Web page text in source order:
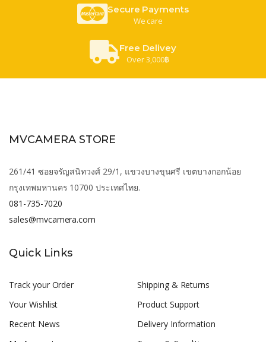
Secure Payments
We care
Free Delivey
Over 3,000฿
MVCAMERA STORE
261/41 ซอยจรัญสนิทวงศ์ 29/1, แขวงบางขุนศรี เขตบางกอกน้อย
กรุงเทพมหานคร 10700 ประเทศไทย.
081-735-7020
sales@mvcamera.com
Quick Links
Track your Order
Your Wishlist
Recent News
Shipping & Returns
Product Support
Delivery Information